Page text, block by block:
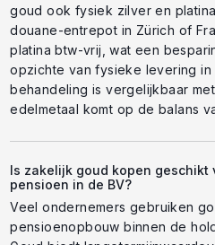
goud ook fysiek zilver en
douane-entrepot in Zürich of
platina btw-vrij, wat een
opzichte van fysieke levering in
behandeling is vergelijkbaar
edelmetaal komt op de balans
Is zakelijk goud kopen geschikt
pensioen in de BV?
Veel ondernemers gebruiken
pensioenopbouw binnen de